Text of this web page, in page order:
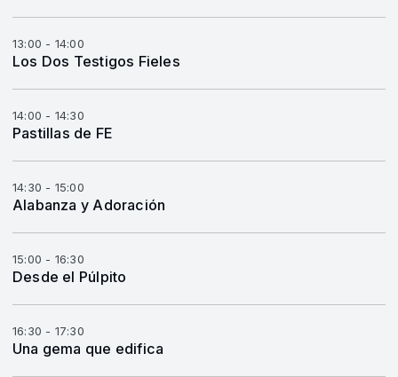
13:00 - 14:00
Los Dos Testigos Fieles
14:00 - 14:30
Pastillas de FE
14:30 - 15:00
Alabanza y Adoración
15:00 - 16:30
Desde el Púlpito
16:30 - 17:30
Una gema que edifica